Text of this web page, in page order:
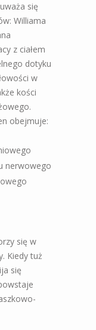
się
Williama
z ciałem
dotyku
w
kości
obejmuje:
nerwowego
się w
Kiedy tuż
się